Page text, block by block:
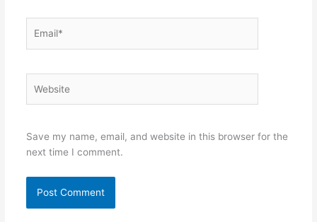
Save my name, email, and website in this browser for the
next time I comment.